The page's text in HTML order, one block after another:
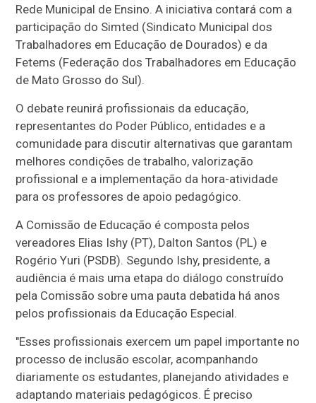
Rede Municipal de Ensino. A iniciativa contará com a
participação do Simted (Sindicato Municipal dos
Trabalhadores em Educação de Dourados) e da
Fetems (Federação dos Trabalhadores em Educação
de Mato Grosso do Sul).
O debate reunirá profissionais da educação,
representantes do Poder Público, entidades e a
comunidade para discutir alternativas que garantam
melhores condições de trabalho, valorização
profissional e a implementação da hora-atividade
para os professores de apoio pedagógico.
A Comissão de Educação é composta pelos
vereadores Elias Ishy (PT), Dalton Santos (PL) e
Rogério Yuri (PSDB). Segundo Ishy, presidente, a
audiência é mais uma etapa do diálogo construído
pela Comissão sobre uma pauta debatida há anos
pelos profissionais da Educação Especial.
"Esses profissionais exercem um papel importante no
processo de inclusão escolar, acompanhando
diariamente os estudantes, planejando atividades e
adaptando materiais pedagógicos. É preciso